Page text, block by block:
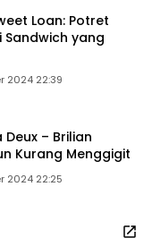
Loan: Potret
Sandwich yang
2024 22:39
Deux – Brilian
Kurang Menggigit
2024 22:25